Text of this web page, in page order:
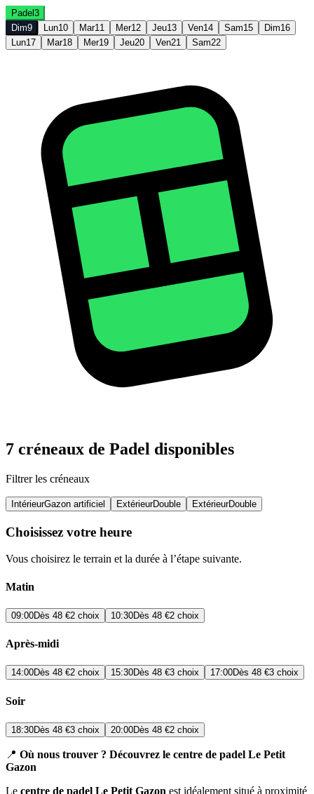
Padel 3
Dim9 Lun10 Mar11 Mer12 Jeu13 Ven14 Sam15 Dim16
Lun17 Mar18 Mer19 Jeu20 Ven21 Sam22
7 créneaux de Padel disponibles
Filtrer les créneaux
IntérieurGazon artificiel ExtérieurDouble ExtérieurDouble
Choisissez votre heure
Vous choisirez le terrain et la durée à l’étape suivante.
Matin
09:00Dès 48 €2 choix 10:30Dès 48 €2 choix
Après-midi
14:00Dès 48 €2 choix 15:30Dès 48 €3 choix 17:00Dès 48 €3 choix
Soir
18:30Dès 48 €3 choix 20:00Dès 48 €2 choix
📍 Où nous trouver ? Découvrez le centre de padel Le Petit
Gazon
Le centre de padel Le Petit Gazon est idéalement situé à proximité